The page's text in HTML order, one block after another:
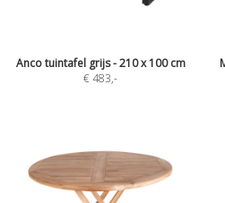
Anco tuintafel grijs - 210 x 100 cm
€ 483,-